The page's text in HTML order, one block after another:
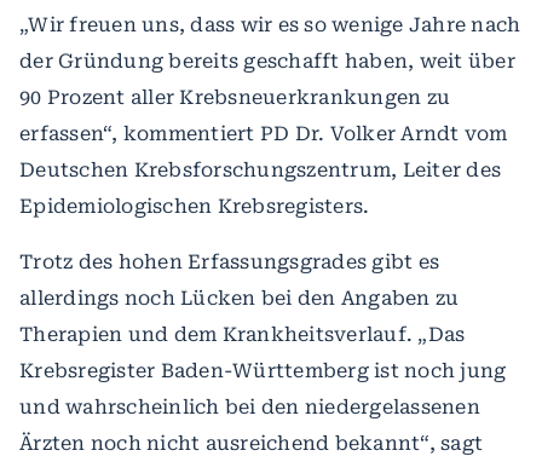
„Wir freuen uns, dass wir es so wenige Jahre nach
der Gründung bereits geschafft haben, weit über
90 Prozent aller Krebsneuerkrankungen zu
erfassen“, kommentiert PD Dr. Volker Arndt vom
Deutschen Krebsforschungszentrum, Leiter des
Epidemiologischen Krebsregisters.
Trotz des hohen Erfassungsgrades gibt es
allerdings noch Lücken bei den Angaben zu
Therapien und dem Krankheitsverlauf. „Das
Krebsregister Baden-Württemberg ist noch jung
und wahrscheinlich bei den niedergelassenen
Ärzten noch nicht ausreichend bekannt“, sagt